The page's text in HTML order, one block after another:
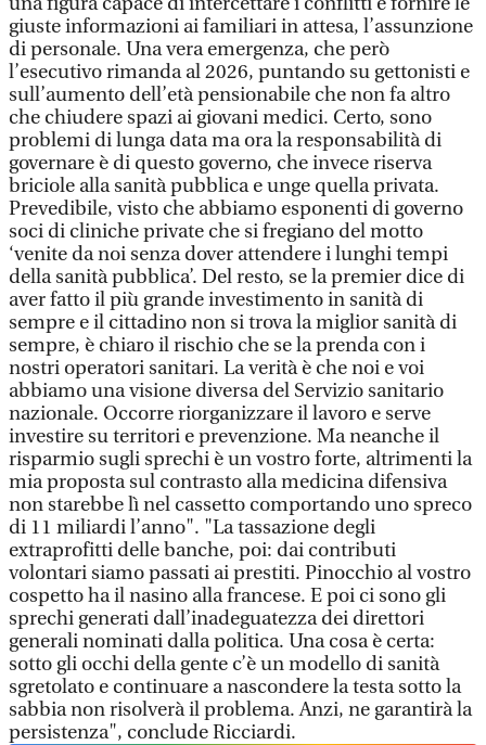
giuste informazioni ai familiari in attesa, l’assunzione
di personale. Una vera emergenza, che però
l’esecutivo rimanda al 2026, puntando su gettonisti e
sull’aumento dell’età pensionabile che non fa altro
che chiudere spazi ai giovani medici. Certo, sono
problemi di lunga data ma ora la responsabilità di
governare è di questo governo, che invece riserva
briciole alla sanità pubblica e unge quella privata.
Prevedibile, visto che abbiamo esponenti di governo
soci di cliniche private che si fregiano del motto
‘venite da noi senza dover attendere i lunghi tempi
della sanità pubblica’. Del resto, se la premier dice di
aver fatto il più grande investimento in sanità di
sempre e il cittadino non si trova la miglior sanità di
sempre, è chiaro il rischio che se la prenda con i
nostri operatori sanitari. La verità è che noi e voi
abbiamo una visione diversa del Servizio sanitario
nazionale. Occorre riorganizzare il lavoro e serve
investire su territori e prevenzione. Ma neanche il
risparmio sugli sprechi è un vostro forte, altrimenti la
mia proposta sul contrasto alla medicina difensiva
non starebbe lì nel cassetto comportando uno spreco
di 11 miliardi l’anno". "La tassazione degli
extraprofitti delle banche, poi: dai contributi
volontari siamo passati ai prestiti. Pinocchio al vostro
cospetto ha il nasino alla francese. E poi ci sono gli
sprechi generati dall’inadeguatezza dei direttori
generali nominati dalla politica. Una cosa è certa:
sotto gli occhi della gente c’è un modello di sanità
sgretolato e continuare a nascondere la testa sotto la
sabbia non risolverà il problema. Anzi, ne garantirà la
persistenza", conclude Ricciardi.